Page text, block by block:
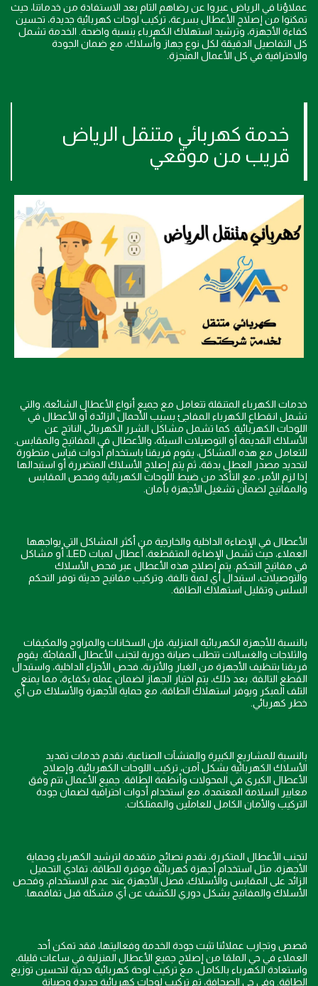
عملاؤنا في الرياض عبروا عن رضاهم التام بعد الاستفادة من خدماتنا، حيث
تمكنوا من إصلاح الأعطال بسرعة، تركيب لوحات كهربائية جديدة، تحسين
كفاءة الأجهزة، وترشيد استهلاك الكهرباء بنسبة واضحة. الخدمة تشمل
كل التفاصيل الدقيقة لكل نوع جهاز وأسلاك، مع ضمان الجودة
والاحترافية في كل الأعمال المنجزة.
خدمة كهربائي متنقل الرياض
قريب من موقعي
خدمات الكهرباء المتنقلة تتعامل مع جميع أنواع الأعطال الشائعة، والتي
تشمل انقطاع الكهرباء المفاجئ بسبب الأحمال الزائدة أو الأعطال في
اللوحات الكهربائية. كما تشمل مشاكل الشرر الكهربائي الناتج عن
الأسلاك القديمة أو التوصيلات السيئة، والأعطال في المفاتيح والمقابس.
للتعامل مع هذه المشاكل، يقوم فريقنا باستخدام أدوات قياس متطورة
لتحديد مصدر العطل بدقة، ثم يتم إصلاح الأسلاك المتضررة أو استبدالها
إذا لزم الأمر، مع التأكد من ضبط اللوحات الكهربائية وفحص المقابس
والمفاتيح لضمان تشغيل الأجهزة بأمان.
الأعطال في الإضاءة الداخلية والخارجية من أكثر المشاكل التي يواجهها
العملاء، حيث تشمل الإضاءة المتقطعة، أعطال لمبات LED، أو مشاكل
في مفاتيح التحكم. يتم إصلاح هذه الأعطال عبر فحص الأسلاك
والتوصيلات، استبدال أي لمبة تالفة، وتركيب مفاتيح حديثة توفر التحكم
السلس وتقليل استهلاك الطاقة.
بالنسبة للأجهزة الكهربائية المنزلية، فإن السخانات والمراوح والمكيفات
والثلاجات والغسالات تتطلب صيانة دورية لتجنب الأعطال المفاجئة. يقوم
فريقنا بتنظيف الأجهزة من الغبار والأتربة، فحص الأجزاء الداخلية، واستبدال
القطع التالفة. بعد ذلك، يتم اختبار الجهاز لضمان عمله بكفاءة، مما يمنع
التلف المبكر ويوفر استهلاك الطاقة، مع حماية الأجهزة والأسلاك من أي
خطر كهربائي.
بالنسبة للمشاريع الكبيرة والمنشآت الصناعية، نقدم خدمات تمديد
الأسلاك الكهربائية بشكل آمن، تركيب اللوحات الكهربائية، وإصلاح
الأعطال الكبرى في المحولات وأنظمة الطاقة. جميع الأعمال تتم وفق
معايير السلامة المعتمدة، مع استخدام أدوات احترافية لضمان جودة
التركيب والأمان الكامل للعاملين والممتلكات.
لتجنب الأعطال المتكررة، نقدم نصائح متقدمة لترشيد الكهرباء وحماية
الأجهزة، مثل استخدام أجهزة كهربائية موفرة للطاقة، تفادي التحميل
الزائد على المقابس والأسلاك، فصل الأجهزة عند عدم الاستخدام، وفحص
الأسلاك والمفاتيح بشكل دوري للكشف عن أي مشكلة قبل تفاقمها.
قصص وتجارب عملائنا تثبت جودة الخدمة وفعاليتها، فقد تمكن أحد
العملاء في حي الملقا من إصلاح جميع الأعطال المنزلية في ساعات قليلة،
واستعادة الكهرباء بالكامل، مع تركيب لوحة كهربائية حديثة لتحسين توزيع
الطاقة. وفي حي الصحافة، تم تركيب لوحات كهربائية جديدة وصيانة